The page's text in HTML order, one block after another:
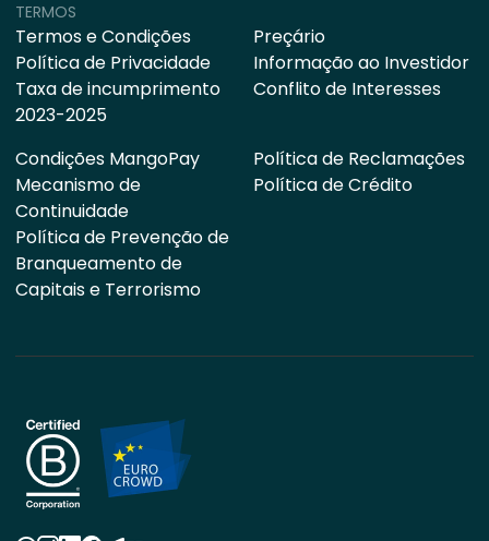
TERMOS
Termos e Condições
Política de Privacidade
Taxa de incumprimento
2023-2025
Preçário
Informação ao Investidor
Conflito de Interesses
Condições MangoPay
Mecanismo de
Continuidade
Política de Prevenção de
Branqueamento de
Capitais e Terrorismo
Política de Reclamações
Política de Crédito